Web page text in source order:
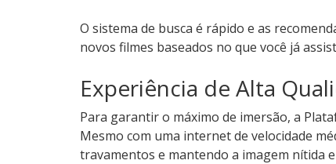
O sistema de busca é rápido e as
novos filmes baseados no que você já
Experiência de Alta
Para garantir o máximo de imersão, a
Mesmo com uma internet de velocidade
travamentos e mantendo a imagem nítida